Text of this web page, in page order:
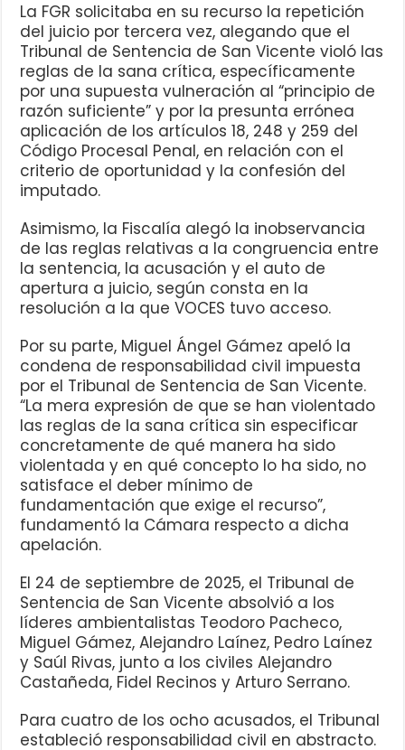
La FGR solicitaba en su recurso la repetición
del juicio por tercera vez, alegando que el
Tribunal de Sentencia de San Vicente violó las
reglas de la sana crítica, específicamente
por una supuesta vulneración al “principio de
razón suficiente” y por la presunta errónea
aplicación de los artículos 18, 248 y 259 del
Código Procesal Penal, en relación con el
criterio de oportunidad y la confesión del
imputado.
Asimismo, la Fiscalía alegó la inobservancia
de las reglas relativas a la congruencia entre
la sentencia, la acusación y el auto de
apertura a juicio, según consta en la
resolución a la que VOCES tuvo acceso.
Por su parte, Miguel Ángel Gámez apeló la
condena de responsabilidad civil impuesta
por el Tribunal de Sentencia de San Vicente.
“La mera expresión de que se han violentado
las reglas de la sana crítica sin especificar
concretamente de qué manera ha sido
violentada y en qué concepto lo ha sido, no
satisface el deber mínimo de
fundamentación que exige el recurso”,
fundamentó la Cámara respecto a dicha
apelación.
El 24 de septiembre de 2025, el Tribunal de
Sentencia de San Vicente absolvió a los
líderes ambientalistas Teodoro Pacheco,
Miguel Gámez, Alejandro Laínez, Pedro Laínez
y Saúl Rivas, junto a los civiles Alejandro
Castañeda, Fidel Recinos y Arturo Serrano.
Para cuatro de los ocho acusados, el Tribunal
estableció responsabilidad civil en abstracto.